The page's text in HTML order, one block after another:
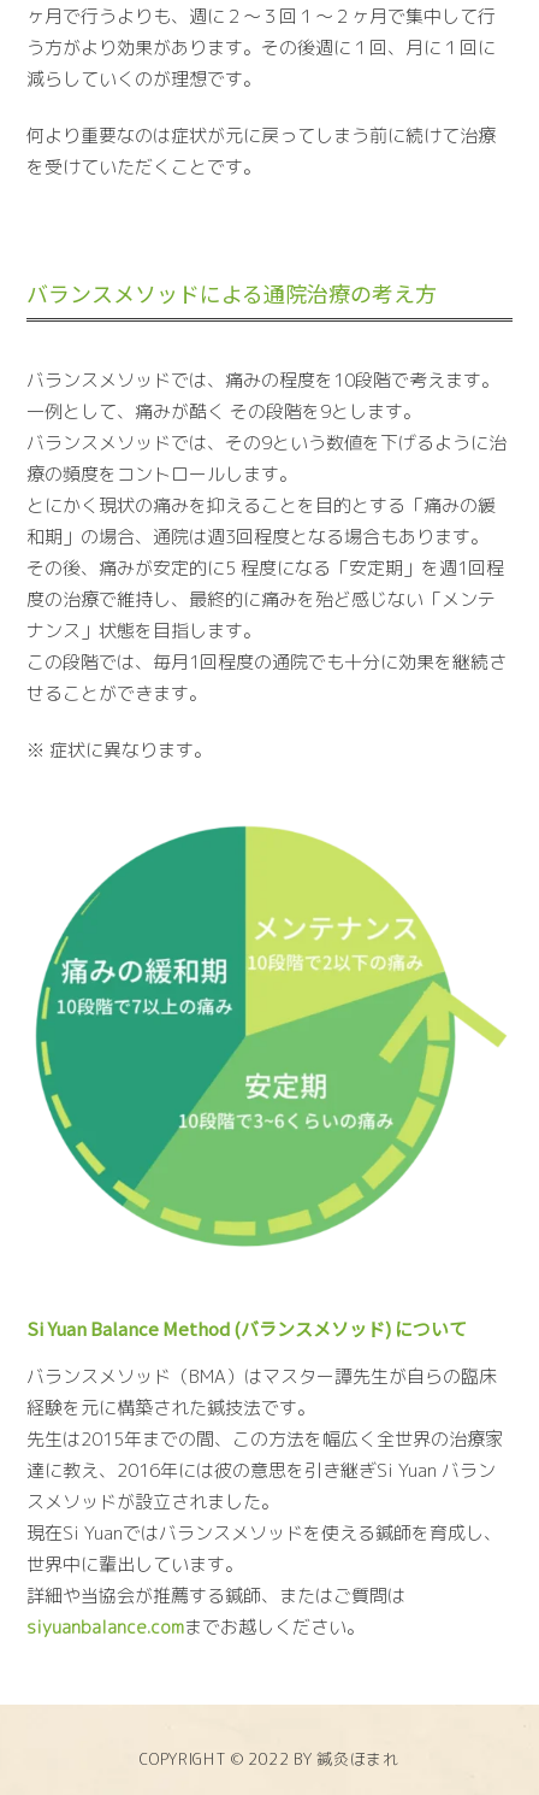
ヶ月で行うよりも、週に２～３回１～２ヶ月で集中して行
う方がより効果があります。その後週に１回、月に１回に
減らしていくのが理想です。
何より重要なのは症状が元に戻ってしまう前に続けて治療
を受けていただくことです。
バランスメソッドによる通院治療の考え方
バランスメソッドでは、痛みの程度を10段階で考えます。
一例として、痛みが酷く その段階を9とします。
バランスメソッドでは、その9という数値を下げるように治
療の頻度をコントロールします。
とにかく現状の痛みを抑えることを目的とする「痛みの緩
和期」の場合、通院は週3回程度となる場合もあります。
その後、痛みが安定的に5 程度になる「安定期」を週1回程
度の治療で維持し、最終的に痛みを殆ど感じない「メンテ
ナンス」状態を目指します。
この段階では、毎月1回程度の通院でも十分に効果を継続さ
せることができます。
※ 症状に異なります。
Si Yuan Balance Method (バランスメソッド) について
バランスメソッド（BMA）はマスター譚先生が自らの臨床
経験を元に構築された鍼技法です。
先生は2015年までの間、この方法を幅広く全世界の治療家
達に教え、2016年には彼の意思を引き継ぎSi Yuan バラン
スメソッドが設立されました。
現在Si Yuanではバランスメソッドを使える鍼師を育成し、
世界中に輩出しています。
詳細や当協会が推薦する鍼師、またはご質問は
siyuanbalance.comまでお越しください。
COPYRIGHT © 2022 BY 鍼灸ほまれ